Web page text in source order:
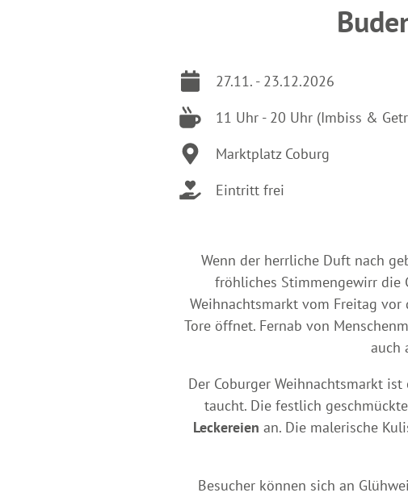
27.11. - 23.12.2026
11 Uhr - 20 Uhr (Imbiss &
Marktplatz Coburg
Eintritt frei
Wenn der herrliche Duft nach
fröhliches Stimmengewirr die
Weihnachtsmarkt vom Freitag
Tore öffnet. Fernab von
auch
Der Coburger Weihnachtsmarkt
taucht. Die festlich
Leckereien an. Die malerische
Besucher können sich an